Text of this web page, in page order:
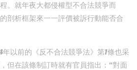
。就年夜大都侵權型不合法競爭而
剖析框架來一一評價被訴行動能否合
以前的《反不合法競爭法》第1條也采
但在該條制訂時就有官員指出：“對面